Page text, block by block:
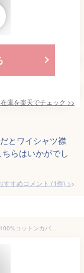
庫を楽天でチェック >>
とワイシャツ襟
らはいかがでし
すすめコメント (1件) >
人気アイロン台, 折りたたみアイロン台, 金属製 耐熱100%コットンカバー付き アイロン置き場付き, 収納フック付き 81x30x15cm ブラック コンパクト, 旅行・寝室・洗濯機上で使用可能